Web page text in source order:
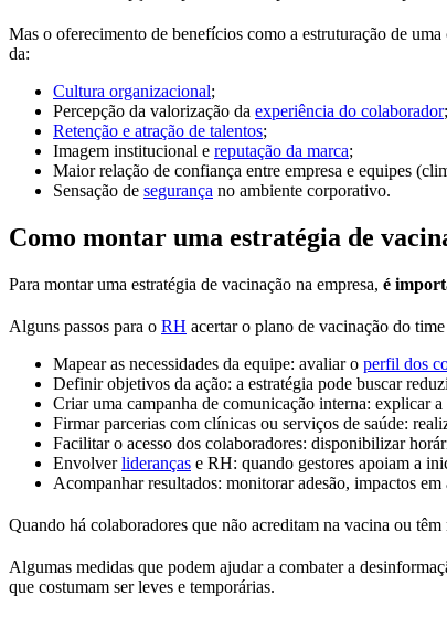
Mas o oferecimento de benefícios como a estruturação de
da:
Cultura organizacional;
Percepção da valorização da experiência do colaborador;
Retenção e atração de talentos;
Imagem institucional e reputação da marca;
Maior relação de confiança entre empresa e equipes
Sensação de segurança no ambiente corporativo.
Como montar uma estratégia de
Para montar uma estratégia de vacinação na empresa, é
Alguns passos para o RH acertar o plano de vacinação do time
Mapear as necessidades da equipe: avaliar o perfil dos
Definir objetivos da ação: a estratégia pode buscar
Criar uma campanha de comunicação interna: explicar
Firmar parcerias com clínicas ou serviços de saúde:
Facilitar o acesso dos colaboradores: disponibilizar
Envolverlideranças e RH: quando gestores apoiam a
Acompanhar resultados: monitorar adesão, impactos
Quando há colaboradores que não acreditam na vacina ou
Algumas medidas que podem ajudar a combater a
que costumam ser leves e temporárias.